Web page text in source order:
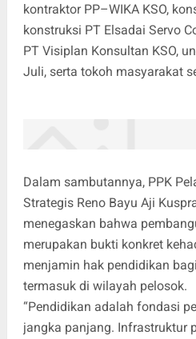
kontraktor PP–WIKA KSO,
konstruksi PT Elsadai Servo
PT Visiplan Konsultan KSO,
Juli, serta tokoh masyarakat
Dalam sambutannya, PPK
Strategis Reno Bayu Aji
menegaskan bahwa
merupakan bukti konkret
menjamin hak pendidikan
termasuk di wilayah pelosok.
“Pendidikan adalah fondasi
jangka panjang. Infrastruktur